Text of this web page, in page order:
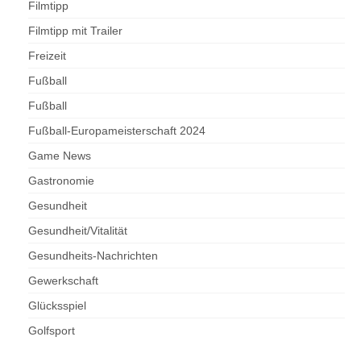
Filmtipp
Filmtipp mit Trailer
Freizeit
Fußball
Fußball
Fußball-Europameisterschaft 2024
Game News
Gastronomie
Gesundheit
Gesundheit/Vitalität
Gesundheits-Nachrichten
Gewerkschaft
Glücksspiel
Golfsport